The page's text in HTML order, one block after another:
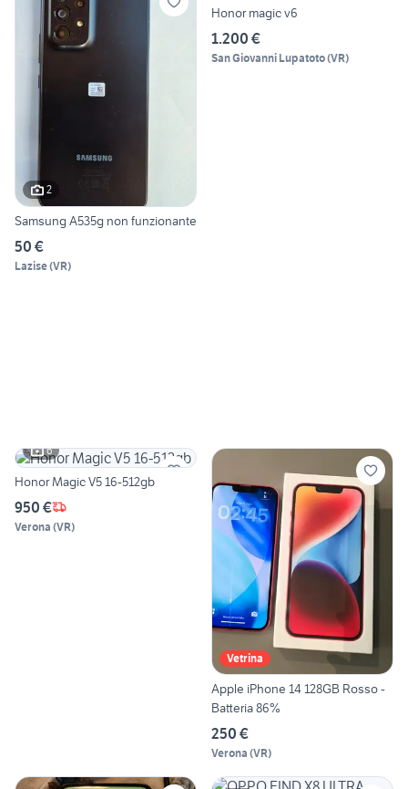
2
Samsung A535g non funzionante
50 €
Lazise(VR)
Honor magic v6
1.200 €
San Giovanni Lupatoto(VR)
6
Honor Magic V5 16-512gb
950 €
Verona (VR)
Vetrina
Apple iPhone 14 128GB Rosso -
Batteria 86%
250 €
Verona (VR)